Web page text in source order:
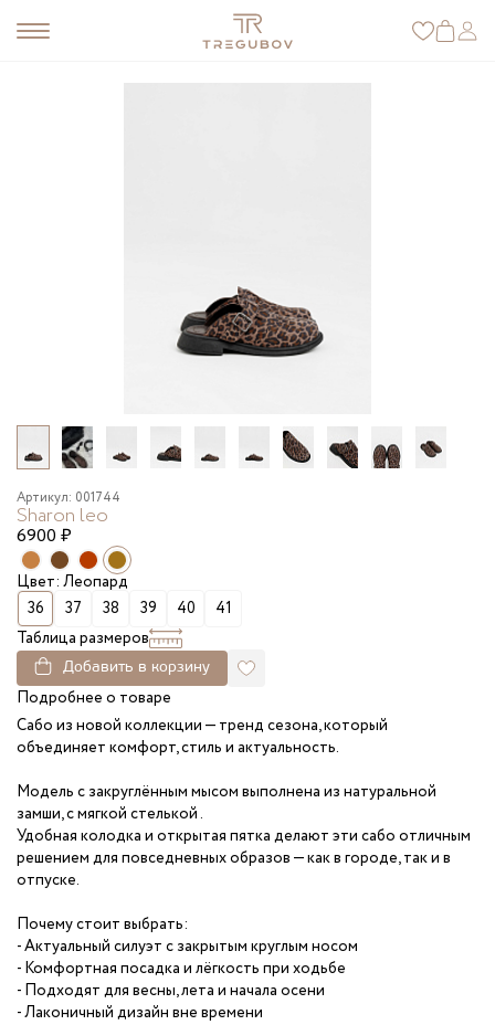
Артикул: 001744
Sharon leo
6900 ₽
Цвет: Леопард
36
37 38 39 40
41
Таблица размеров
Добавить в корзину
Подробнее о товаре
Сабо из новой коллекции — тренд сезона, который
объединяет комфорт, стиль и актуальность.
Модель с закруглённым мысом выполнена из натуральной
замши, с мягкой стелькой .
Удобная колодка и открытая пятка делают эти сабо отличным
решением для повседневных образов — как в городе, так и в
отпуске.
Почему стоит выбрать:
- Актуальный силуэт с закрытым круглым носом
- Комфортная посадка и лёгкость при ходьбе
- Подходят для весны, лета и начала осени
- Лаконичный дизайн вне времени